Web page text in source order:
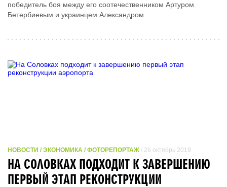
победитель боя между его соотечественником Артуром
Бетербиевым и украинцем Александром
НОВОСТИ / ЭКОНОМИКА / ФОТОРЕПОРТАЖ / 26 октябрь 2019
НА СОЛОВКАХ ПОДХОДИТ К ЗАВЕРШЕНИЮ
ПЕРВЫЙ ЭТАП РЕКОНСТРУКЦИИ